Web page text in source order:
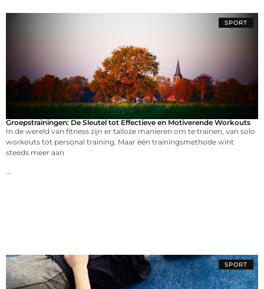
SPORT
Groepstrainingen: De Sleutel tot Effectieve en Motiverende Workouts
In de wereld van fitness zijn er talloze manieren om te trainen, van solo
workouts tot personal training. Maar één trainingsmethode wint
steeds meer aan
...
SPORT